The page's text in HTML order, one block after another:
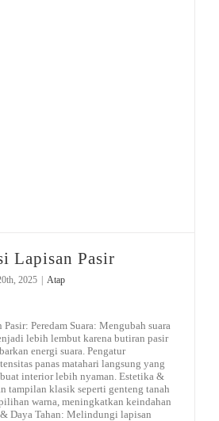
Lapisan Pasir
2025 | Atap
Peredam Suara: Mengubah suara
lebih lembut karena butiran pasir
energi suara. Pengatur
panas matahari langsung yang
interior lebih nyaman. Estetika &
tampilan klasik seperti genteng tanah
warna, meningkatkan keindahan
Daya Tahan: Melindungi lapisan